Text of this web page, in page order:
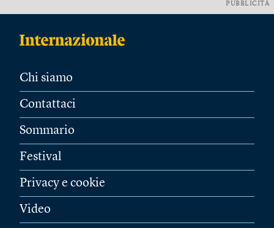
PUBBLICITÀ
Chi siamo
Contattaci
Sommario
Festival
Privacy e cookie
Video